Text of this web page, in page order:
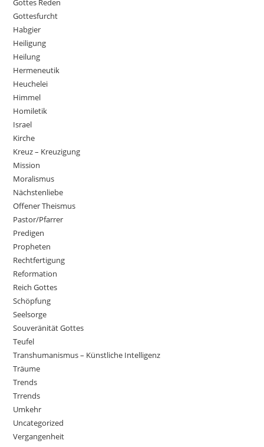
Gottes Reden
Gottesfurcht
Habgier
Heiligung
Heilung
Hermeneutik
Heuchelei
Himmel
Homiletik
Israel
Kirche
Kreuz – Kreuzigung
Mission
Moralismus
Nächstenliebe
Offener Theismus
Pastor/Pfarrer
Predigen
Propheten
Rechtfertigung
Reformation
Reich Gottes
Schöpfung
Seelsorge
Souveränität Gottes
Teufel
Transhumanismus – Künstliche Intelligenz
Träume
Trends
Trrends
Umkehr
Uncategorized
Vergangenheit